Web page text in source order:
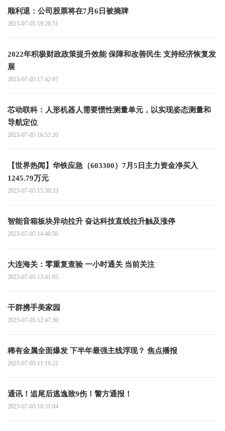
顺利退：公司股票将在7月6日被摘牌
2023-07-05 19:26:51
2022年积极财政政策提升效能 保障和改善民生 支持经济恢复发
展
2023-07-05 17:42:07
芯动联科：人形机器人需要惯性测量单元，以实现姿态测量和
导航定位
2023-07-05 16:52:20
【世界热闻】华铁应急（603300）7月5日主力资金净买入
1245.79万元
2023-07-05 15:30:33
智能音箱板块异动拉升 奋达科技直线拉升触及涨停
2023-07-05 14:40:56
大连海关：零重复查验 一小时通关 当前关注
2023-07-05 13:41:05
干群携手美家园
2023-07-05 12:47:30
稀有金属全面爆发 下半年最强主线浮现？ 焦点播报
2023-07-05 11:16:22
通讯！追尾后逃逸致9伤！警方通报！
2023-07-05 10:31:04